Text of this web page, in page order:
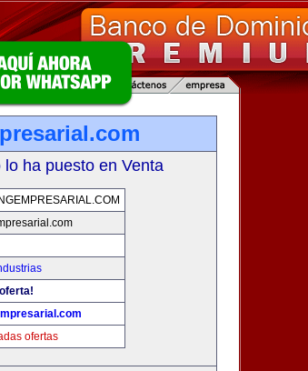
ha puesto en Venta
ofertas